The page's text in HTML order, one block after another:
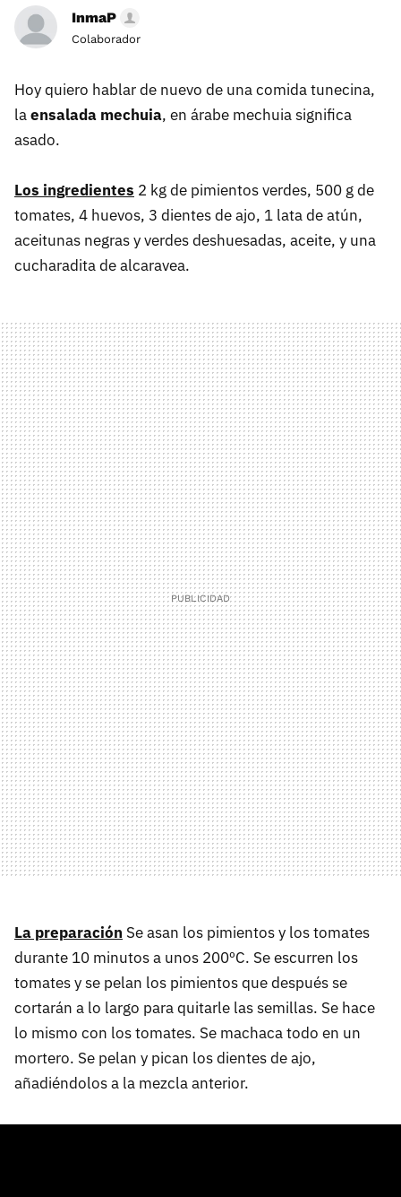
InmaP
Colaborador
Hoy quiero hablar de nuevo de una comida tunecina,
laensalada mechuia, en árabe mechuia significa
asado.
Los ingredientes 2 kg de pimientos verdes, 500 g de
tomates, 4 huevos, 3 dientes de ajo, 1 lata de atún,
aceitunas negras y verdes deshuesadas, aceite, y una
cucharadita de alcaravea.
La preparación Se asan los pimientos y los tomates
durante 10 minutos a unos 200ºC. Se escurren los
tomates y se pelan los pimientos que después se
cortarán a lo largo para quitarle las semillas. Se hace
lo mismo con los tomates. Se machaca todo en un
mortero. Se pelan y pican los dientes de ajo,
añadiéndolos a la mezcla anterior.